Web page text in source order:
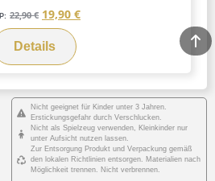
22,90€ 19,90 €
Details
Nicht geeignet für Kinder unter 3 Jahren.
Erstickungsgefahr durch Verschlucken.
Nicht als Spielzeug verwenden, Kleinkinder nur
unter Aufsicht nutzen lassen.
Zur Entsorgung Produkt und Verpackung gemäß
den lokalen Richtlinien entsorgen. Materialien nach
Möglichkeit trennen. Nicht verbrennen.